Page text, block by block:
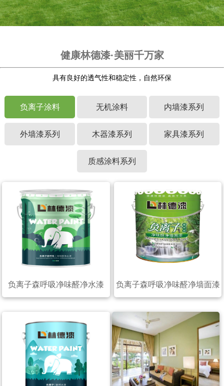
健康林德漆·美丽千万家
具有良好的透气性和稳定性，自然环保
负离子涂料 无机涂料 内墙漆系列
外墙漆系列 木器漆系列 家具漆系列
质感涂料系列
负离子森呼吸净味醛净水漆
（20公斤）
负离子森呼吸净味醛净墙面漆